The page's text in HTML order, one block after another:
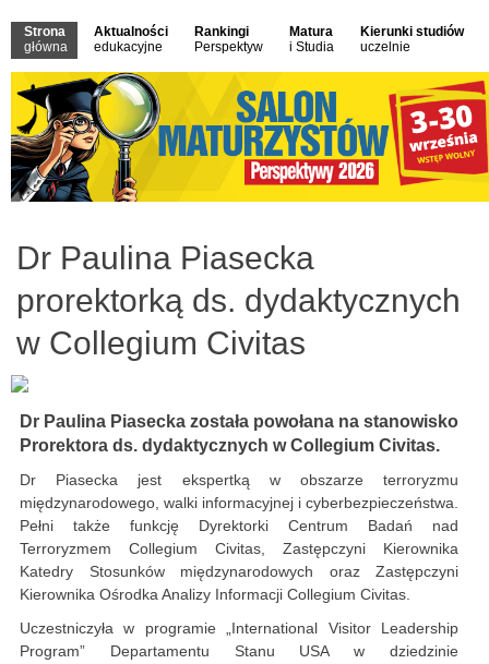
Strona
główna
Aktualności
edukacyjne
Rankingi
Perspektyw
Matura
i Studia
Kierunki studiów
uczelnie
Dr Paulina Piasecka
prorektorką ds. dydaktycznych
w Collegium Civitas
Dr Paulina Piasecka została powołana na stanowisko
Prorektora ds. dydaktycznych w Collegium Civitas.
Dr Piasecka jest ekspertką w obszarze terroryzmu
międzynarodowego, walki informacyjnej i cyberbezpieczeństwa.
Pełni także funkcję Dyrektorki Centrum Badań nad
Terroryzmem Collegium Civitas, Zastępczyni Kierownika
Katedry Stosunków międzynarodowych oraz Zastępczyni
Kierownika Ośrodka Analizy Informacji Collegium Civitas.
Uczestniczyła w programie „International Visitor Leadership
Program” Departamentu Stanu USA w dziedzinie